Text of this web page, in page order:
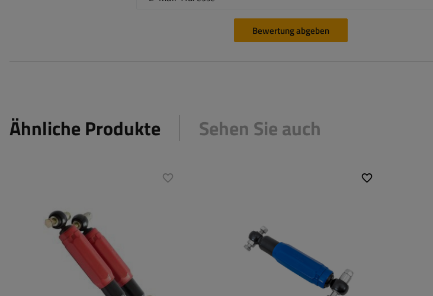
Bewertung abgeben
Ähnliche Produkte Sehen Sie auch
Tandemachse: